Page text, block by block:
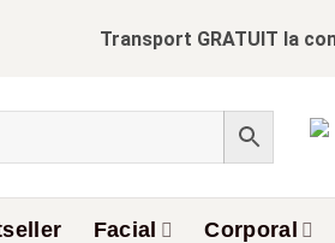
Transport GRATUIT la
Facial Corporal